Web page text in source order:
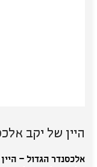
היין של יקב
אלכסנדר הגדול –